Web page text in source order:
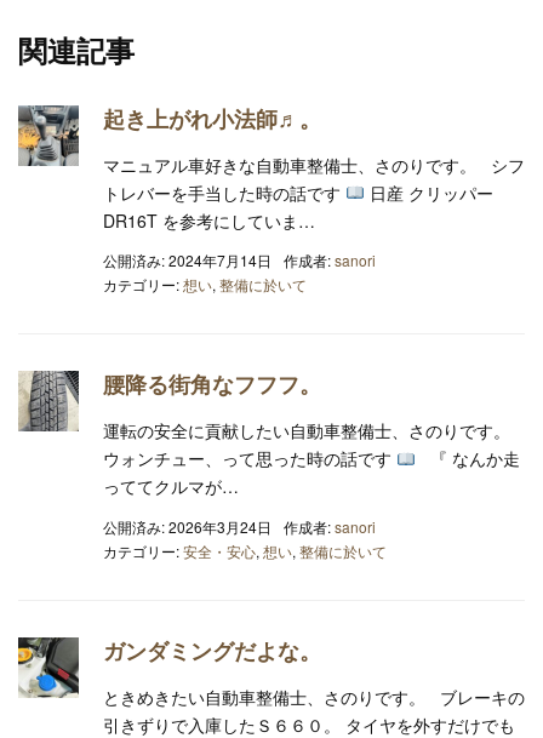
関連記事
起き上がれ小法師♬。
マニュアル車好きな自動車整備士、さのりです。 シフ
トレバーを手当した時の話です
日産 クリッパー
DR16T を参考にしていま…
公開済み: 2024年7月14日 作成者:sanori
カテゴリー:想い, 整備に於いて
腰降る街角なフフフ。
運転の安全に貢献したい自動車整備士、さのりです。
ウォンチュー、って思った時の話です
『 なんか走
っててクルマが…
公開済み: 2026年3月24日 作成者:sanori
カテゴリー:安全・安心, 想い, 整備に於いて
ガンダミングだよな。
ときめきたい自動車整備士、さのりです。 ブレーキの
引きずりで入庫したＳ６６０。 タイヤを外すだけでも